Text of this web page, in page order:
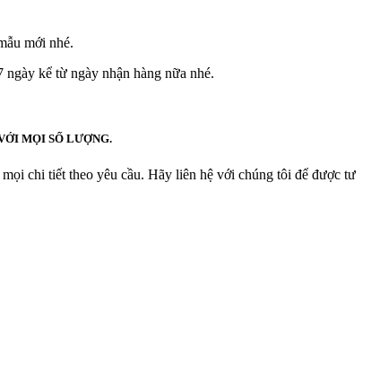
mới nhé.
kể từ ngày nhận hàng nữa nhé.
MỌI SỐ LƯỢNG.
chi tiết theo yêu cầu. Hãy liên hệ với chúng tôi để được tư